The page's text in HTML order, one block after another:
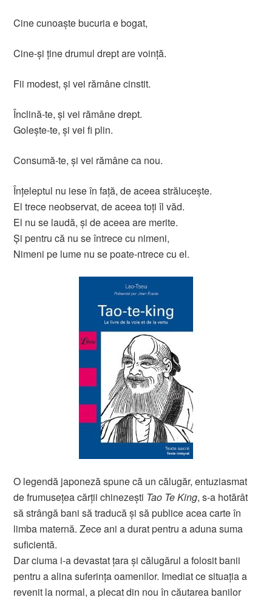
Cine cunoaşte bucuria e bogat,
Cine-şi ţine drumul drept are voinţă.
Fii modest, şi vei rămâne cinstit.
Înclină-te, şi vei rămâne drept.
Goleşte-te, şi vei fi plin.
Consumă-te, şi vei rămâne ca nou.
Înţeleptul nu iese în faţă, de aceea străluceşte.
El trece neobservat, de aceea toţi îl văd.
El nu se laudă, şi de aceea are merite.
Şi pentru că nu se întrece cu nimeni,
Nimeni pe lume nu se poate-ntrece cu el.
O legendă japoneză spune că un călugăr, entuziasmat
de frumuseţea cărţii chinezeşti Tao Te King, s-a hotărât
să strângă bani să traducă şi să publice acea carte în
limba maternă. Zece ani a durat pentru a aduna suma
suficientă.
Dar ciuma i-a devastat ţara şi călugărul a folosit banii
pentru a alina suferinţa oamenilor. Imediat ce situaţia a
revenit la normal, a plecat din nou în căutarea banilor